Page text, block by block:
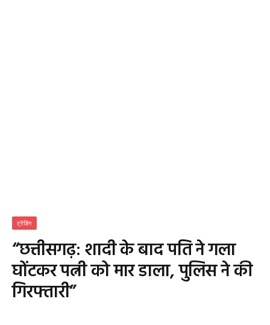
ट्रेंडिंग
“छत्तीसगढ़: शादी के बाद पति ने गला
घोंटकर पत्नी को मार डाला, पुलिस ने की
गिरफ्तारी”